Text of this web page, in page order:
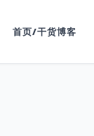
首页/干货博客